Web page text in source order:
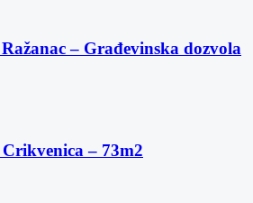
– Građevinska dozvola
– 73m2